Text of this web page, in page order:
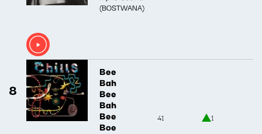
(BOSTWANA)
8
Bee
Bah
Bee
Bah
Bee
Boe
41 1